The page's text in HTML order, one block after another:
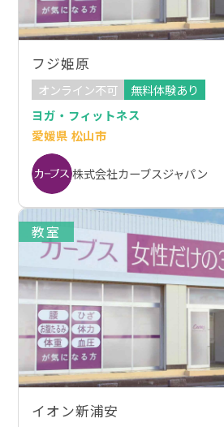
フジ姫原
オンライン不可
無料体験あり
ヨガ・フィットネス
愛媛県 松山市
株式会社カーブスジャパン
教室
イオン新浦安